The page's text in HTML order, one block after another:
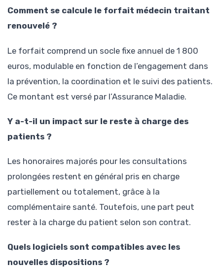
Comment se calcule le forfait médecin traitant
renouvelé ?
Le forfait comprend un socle fixe annuel de 1 800
euros, modulable en fonction de l’engagement dans
la prévention, la coordination et le suivi des patients.
Ce montant est versé par l’Assurance Maladie.
Y a-t-il un impact sur le reste à charge des
patients ?
Les honoraires majorés pour les consultations
prolongées restent en général pris en charge
partiellement ou totalement, grâce à la
complémentaire santé. Toutefois, une part peut
rester à la charge du patient selon son contrat.
Quels logiciels sont compatibles avec les
nouvelles dispositions ?